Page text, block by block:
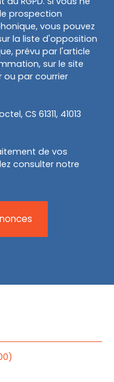
prospection
vous pouvez
la liste d'opposition
prévu par l'article
sur le site
ou par courrier
CS 61311, 41013
de vos
consulter notre